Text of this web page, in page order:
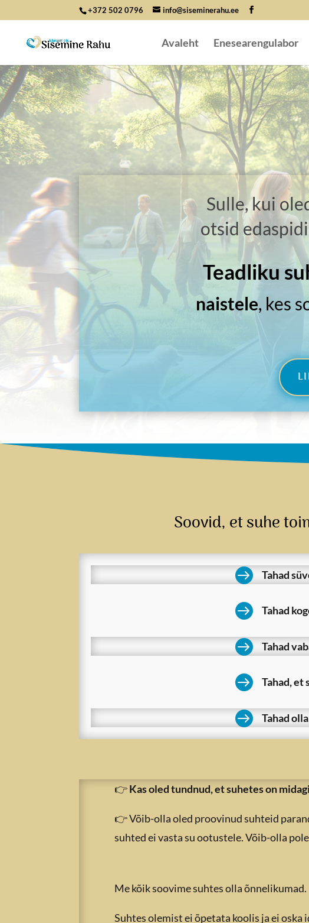
+372 502 0796 info@siseminerahu.ee
Avaleht Enesearengulabor
Sulle, kui
otsid
Teadliku
naistele, kes
Soovid, et suhe
 Tahad
 Tahad
 Tahad
 Tahad, et
 Tahad
👉Kas oled tundnud, et suhetes on
👉 Võib-olla oled proovinud suhteid
suhted ei vasta su ootustele. Võib-olla
Me kõik soovime suhtes olla õnnelikumad.
Suhtes olemist ei õpetata koolis ja ei oska